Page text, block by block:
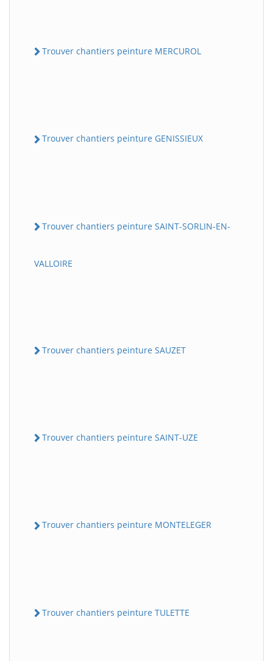
Trouver chantiers peinture MERCUROL
Trouver chantiers peinture GENISSIEUX
Trouver chantiers peinture SAINT-SORLIN-EN-
VALLOIRE
Trouver chantiers peinture SAUZET
Trouver chantiers peinture SAINT-UZE
Trouver chantiers peinture MONTELEGER
Trouver chantiers peinture TULETTE